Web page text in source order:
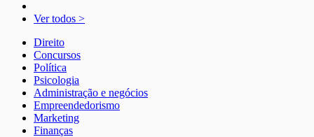
Ver todos >
Direito
Concursos
Política
Psicologia
Administração e negócios
Empreendedorismo
Marketing
Finanças